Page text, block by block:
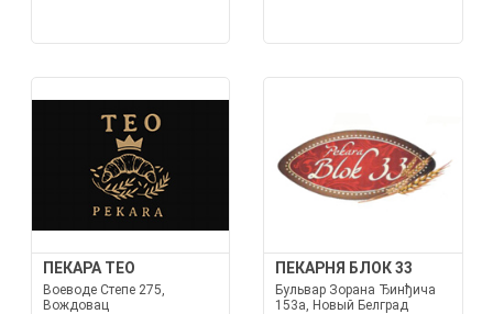
ПЕКАРА ТЕО
Воеводе Степе 275,
Вождовац
ПЕКАРНЯ БЛОК 33
Бульвар Зорана Ђинђича
153а, Новый Белград